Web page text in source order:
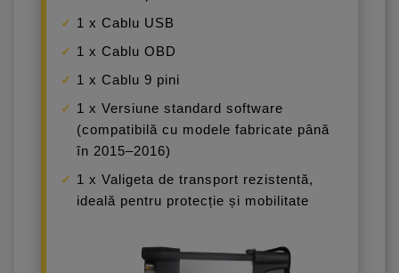
1 x Cablu USB
1 x Cablu OBD
1 x Cablu 9 pini
1 x Versiune standard software
(compatibilă cu modele fabricate până
în 2015–2016)
1 x Valigeta de transport rezistentă,
ideală pentru protecție și mobilitate